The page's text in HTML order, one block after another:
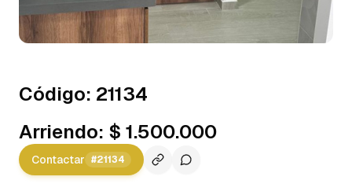
Código: 21134
Arriendo: $ 1.500.000
Contactar #21134